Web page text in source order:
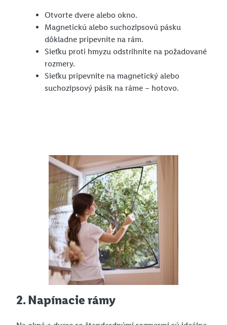
Otvorte dvere alebo okno.
Magnetickú alebo suchozipsovú pásku
dôkladne pripevnite na rám.
Sieťku proti hmyzu odstrihnite na požadované
rozmery.
Sieťku pripevnite na magnetický alebo
suchozipsový pásik na ráme – hotovo.
2. Napínacie rámy